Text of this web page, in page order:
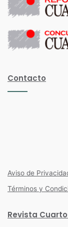
Contacto
Aviso de
Términos y
Revista